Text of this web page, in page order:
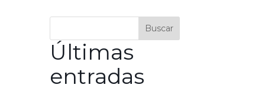
Buscar
Últimas
entradas